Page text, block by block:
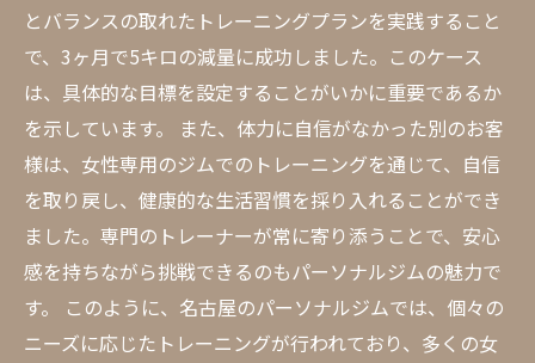
とバランスの取れたトレーニングプランを実践すること
で、3ヶ月で5キロの減量に成功しました。このケース
は、具体的な目標を設定することがいかに重要であるか
を示しています。 また、体力に自信がなかった別のお客
様は、女性専用のジムでのトレーニングを通じて、自信
を取り戻し、健康的な生活習慣を採り入れることができ
ました。専門のトレーナーが常に寄り添うことで、安心
感を持ちながら挑戦できるのもパーソナルジムの魅力で
す。 このように、名古屋のパーソナルジムでは、個々の
ニーズに応じたトレーニングが行われており、多くの女